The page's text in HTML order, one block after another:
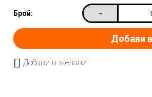
Брой: -
Добави в желани